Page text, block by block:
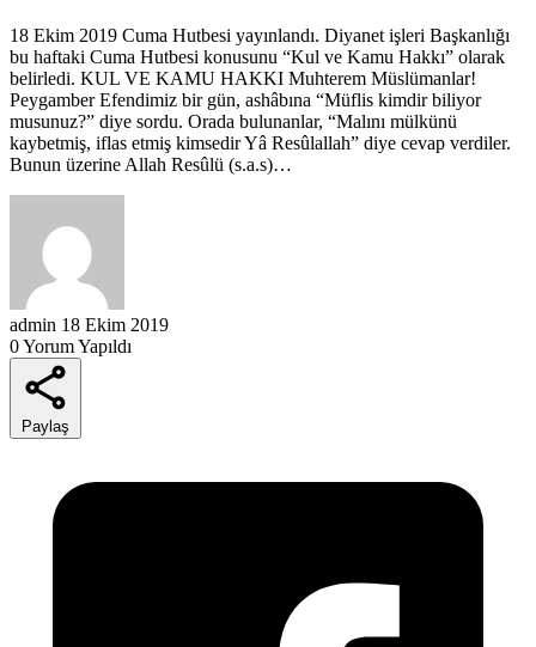
18 Ekim 2019 Cuma Hutbesi yayınlandı. Diyanet işleri Başkanlığı
bu haftaki Cuma Hutbesi konusunu “Kul ve Kamu Hakkı” olarak
belirledi. KUL VE KAMU HAKKI Muhterem Müslümanlar!
Peygamber Efendimiz bir gün, ashâbına “Müflis kimdir biliyor
musunuz?” diye sordu. Orada bulunanlar, “Malını mülkünü
kaybetmiş, iflas etmiş kimsedir Yâ Resûlallah” diye cevap verdiler.
Bunun üzerine Allah Resûlü (s.a.s)…
admin 18 Ekim 2019
0 Yorum Yapıldı
Paylaş